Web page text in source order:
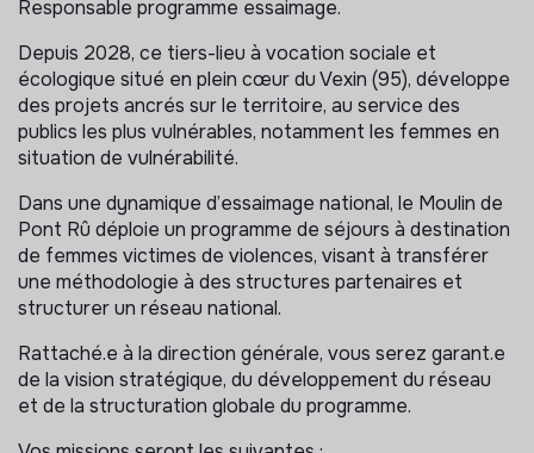
Responsable programme essaimage.
Depuis 2028, ce tiers-lieu à vocation sociale et
écologique situé en plein cœur du Vexin (95), développe
des projets ancrés sur le territoire, au service des
publics les plus vulnérables, notamment les femmes en
situation de vulnérabilité.
Dans une dynamique d’essaimage national, le Moulin de
Pont Rû déploie un programme de séjours à destination
de femmes victimes de violences, visant à transférer
une méthodologie à des structures partenaires et
structurer un réseau national.
Rattaché.e à la direction générale, vous serez garant.e
de la vision stratégique, du développement du réseau
et de la structuration globale du programme.